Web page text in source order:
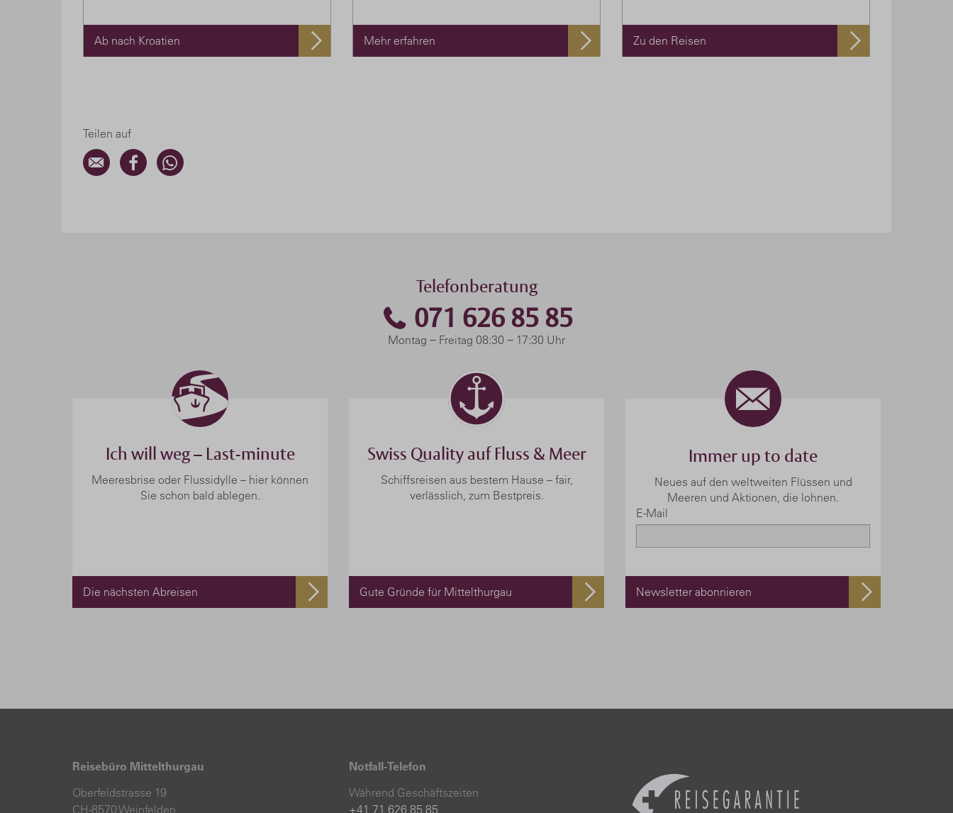
Ab nach Kroatien Mehr erfahren Zu den Reisen
Teilen auf
Telefonberatung
071 626 85 85
Montag − Freitag 08:30 − 17:30 Uhr
Ich will weg – Last-minute
Meeresbrise oder Flussidylle – hier können
Sie schon bald ablegen.
Die nächsten Abreisen
Swiss Quality auf Fluss & Meer
Schiffsreisen aus bestem Hause – fair,
verlässlich, zum Bestpreis.
Gute Gründe für Mittelthurgau
Immer up to date
Neues auf den weltweiten Flüssen und
Meeren und Aktionen, die lohnen.
E-Mail
Newsletter abonnieren
Reisebüro Mittelthurgau
Oberfeldstrasse 19
CH-8570 Weinfelden
Notfall-Telefon
Während Geschäftszeiten
+41 71 626 85 85